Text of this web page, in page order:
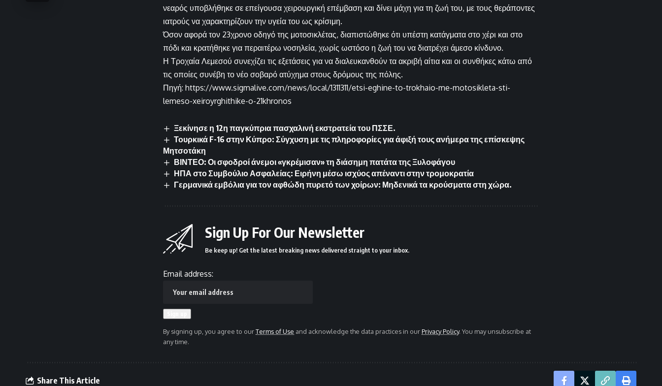
νεαρός υποβλήθηκε σε επείγουσα χειρουργική επέμβαση και δίνει μάχη για τη ζωή του, με τους θεράποντες
ιατρούς να χαρακτηρίζουν την υγεία του ως κρίσιμη.
Όσον αφορά τον 23χρονο οδηγό της μοτοσικλέτας, διαπιστώθηκε ότι υπέστη κατάγματα στο χέρι και στο
πόδι και κρατήθηκε για περαιτέρω νοσηλεία, χωρίς ωστόσο η ζωή του να διατρέχει άμεσο κίνδυνο.
Η Τροχαία Λεμεσού συνεχίζει τις εξετάσεις για να διαλευκανθούν τα ακριβή αίτια και οι συνθήκες κάτω από
τις οποίες συνέβη το νέο σοβαρό ατύχημα στους δρόμους της πόλης.
Πηγή: https://www.sigmalive.com/news/local/1311311/etsi-eghine-to-trokhaio-me-motosikleta-sti-
lemeso-xeiroyrghithike-o-21khronos
Ξεκίνησε η 12η παγκύπρια πασχαλινή εκστρατεία του ΠΣΣΕ.
Τουρκικά F-16 στην Κύπρο: Σύγχυση με τις πληροφορίες για άφιξή τους ανήμερα της επίσκεψης
Μητσοτάκη
ΒΙΝΤΕΟ: Οι σφοδροί άνεμοι «γκρέμισαν» τη διάσημη πατάτα της Ξυλοφάγου
ΗΠΑ στο Συμβούλιο Ασφαλείας: Ειρήνη μέσω ισχύος απέναντι στην τρομοκρατία
Γερμανικά εμβόλια για τον αφθώδη πυρετό των χοίρων: Μηδενικά τα κρούσματα στη χώρα.
Sign Up For Our Newsletter
Be keep up! Get the latest breaking news delivered straight to your inbox.
Email address:
By signing up, you agree to ourTerms of Use and acknowledge the data practices in ourPrivacy Policy. You may unsubscribe at
any time.
Share This Article